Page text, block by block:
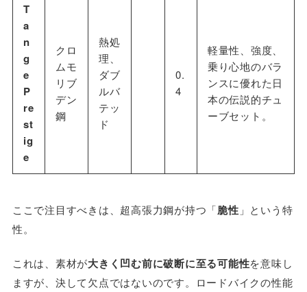
T
a
n
g
e
P
re
st
ig
e
クロ
ムモ
リブ
デン
鋼
熱処
理、
ダブ
ルバ
テッ
ド
0.
4
軽量性、強度、
乗り心地のバラ
ンスに優れた日
本の伝説的チュ
ーブセット。
ここで注目すべきは、超高張力鋼が持つ「脆性 」という特
性。
これは、素材が大きく凹む前に破断に至る可能性を意味し
ますが、決して欠点ではないのです。ロードバイクの性能